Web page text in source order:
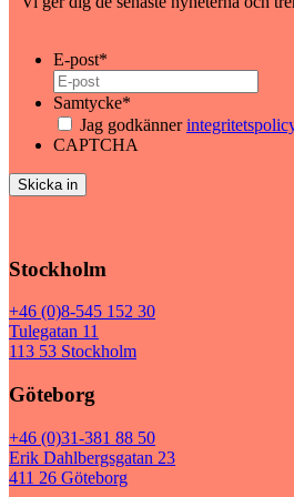
E-post*
Samtycke*
Jag godkänner
CAPTCHA
Stockholm
+46 (0)8-545 152 30
Tulegatan 11
113 53 Stockholm
Göteborg
+46 (0)31-381 88 50
Erik Dahlbergsgatan 23
411 26 Göteborg